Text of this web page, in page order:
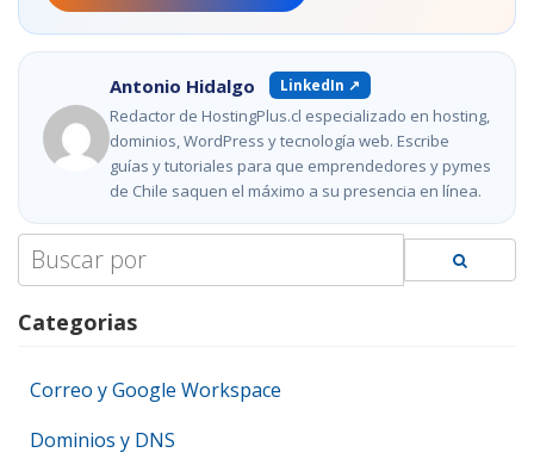
Antonio Hidalgo LinkedIn ↗
Redactor de HostingPlus.cl especializado en hosting,
dominios, WordPress y tecnología web. Escribe
guías y tutoriales para que emprendedores y pymes
de Chile saquen el máximo a su presencia en línea.
Search
for:
Categorias
Correo y Google Workspace
Dominios y DNS